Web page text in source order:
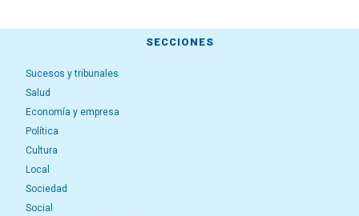
SECCIONES
Sucesos y tribunales
Salud
Economía y empresa
Política
Cultura
Local
Sociedad
Social